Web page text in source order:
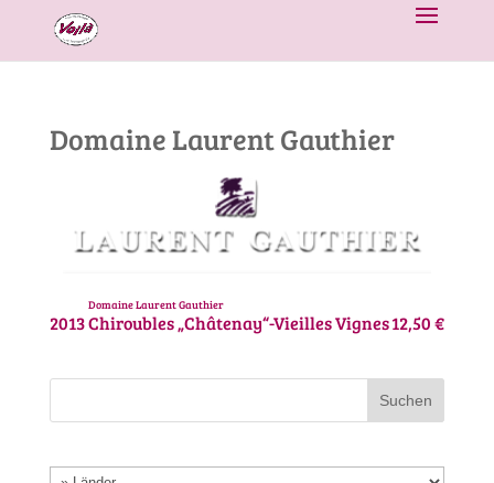
Domaine Laurent Gauthier
2013
Domaine Laurent Gauthier
Chiroubles „Châtenay“-Vieilles Vignes12,50 €